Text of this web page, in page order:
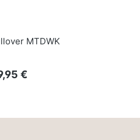
MTDWK
Preis:
€